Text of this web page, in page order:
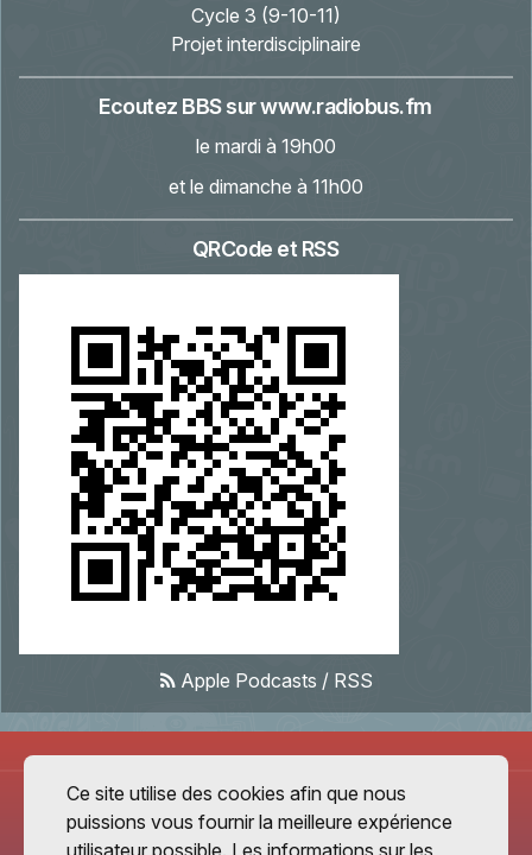
Cycle 3 (9-10-11)
Projet interdisciplinaire
Ecoutez BBS surwww.radiobus.fm
le mardi à 19h00
et le dimanche à 11h00
QRCode et RSS
Apple Podcasts / RSS
Ce site utilise des cookies afin que nous
puissions vous fournir la meilleure expérience